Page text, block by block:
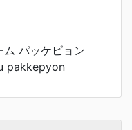
パッケピョン
pakkepyon